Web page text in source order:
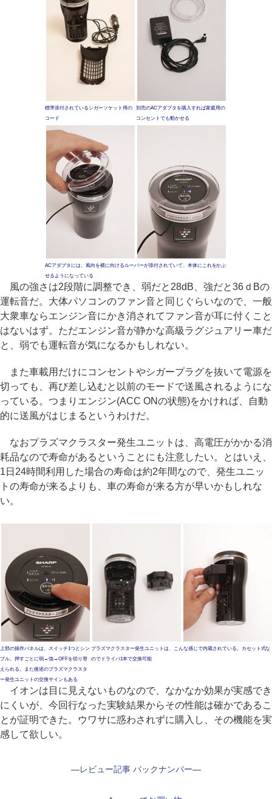
標準添付されているシガーソケット用の
コード
別売のACアダプタを購入すれば家庭用の
コンセントでも動かせる
ACアダプタには、風向を横に向けるルーバーが添付されていて、本体にこれをかぶ
せるようになっている
風の強さは2段階に調整でき、弱だと28dB、強だと36ｄBの
運転音だ。大体パソコンのファン音と同じぐらいなので、一般
大衆車ならエンジン音にかき消されてファン音が耳に付くこと
はないはず。ただエンジン音が静かな高級ラグジュアリー車だ
と、弱でも運転音が気になるかもしれない。
また車載用だけにコンセントやシガープラグを抜いて電源を
切っても、再び差し込むと以前のモードで送風されるようにな
っている。つまりエンジン(ACC ONの状態)をかければ、自動
的に送風がはじまるというわけだ。
なおプラズマクラスター発生ユニットは、高電圧がかかる消
耗品なので寿命があるということにも注意したい。とはいえ、
1日24時間利用した場合の寿命は約2年間なので、発生ユニッ
トの寿命が来るよりも、車の寿命が来る方が早いかもしれな
い。
上部の操作パネルは、スイッチ1つとシン
プル。押すごとに弱→強→OFFを切り替
えられる。また後述のプラズマクラスタ
ー発生ユニットの交換サインもある
プラズマクラスター発生ユニットは、こんな感じで内蔵されている。カセット式な
のでドライバ1本で交換可能
イオンは目に見えないものなので、なかなか効果が実感でき
にくいが、今回行なった実験結果からその性能は確かであるこ
とが証明できた。ウワサに惑わされずに購入し、その機能を実
感して欲しい。
―レビュー記事 バックナンバー―